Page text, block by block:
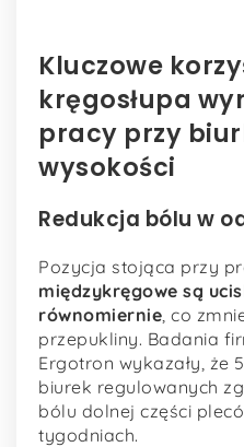
Kluczowe
kręgosłupa
pracy przy
wysokości
Redukcja bólu w
Pozycja stojąca przy
międzykręgowe są
równomiernie , co
przepukliny. Badania
Ergotron wykazały, że
biurek regulowanych
bólu dolnej części
tygodniach.